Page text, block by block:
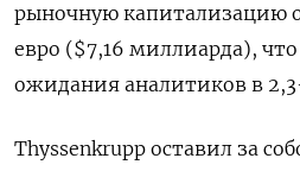
рыночную капитализацию
евро ($7,16 миллиарда),
ожидания аналитиков в
Thyssenkrupp оставил за